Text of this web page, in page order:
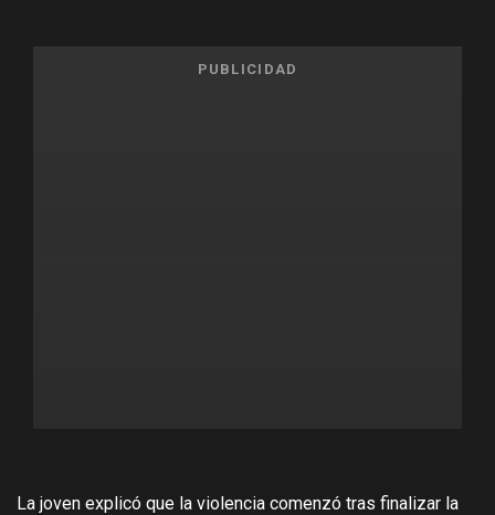
PUBLICIDAD
La joven explicó que la violencia comenzó tras finalizar la